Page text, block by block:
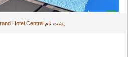
پشت بام Grand Hotel Central در بارسلونا